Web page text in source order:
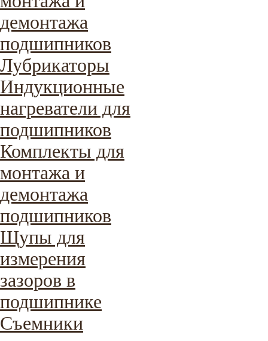
демонтажа
подшипников
Лубрикаторы
Индукционные
нагреватели для
подшипников
Комплекты для
монтажа и
демонтажа
подшипников
Щупы для
измерения
зазоров в
подшипнике
Съемники